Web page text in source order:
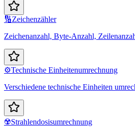
🔢Zeichenzähler
Zeichenanzahl, Byte-Anzahl,
⚙️Technische Einheitenumrechnung
Verschiedene technische Einheiten
☢️Strahlendosisumrechnung